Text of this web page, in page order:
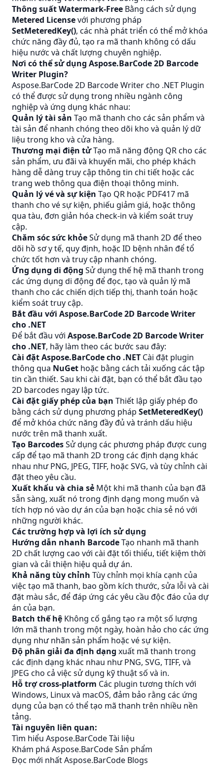
Thông suất Watermark-Free Bằng cách sử dụng
Metered Licensevới phương pháp
SetMeteredKey(), các nhà phát triển có thể mở khóa
chức năng đầy đủ, tạo ra mã thanh không có dấu
hiệu nước và chất lượng chuyên nghiệp.
Nơi có thể sử dụng Aspose.BarCode 2D Barcode
Writer Plugin?
Aspose.BarCode 2D Barcode Writer cho .NET Plugin
có thể được sử dụng trong nhiều ngành công
nghiệp và ứng dụng khác nhau:
Quản lý tài sản Tạo mã thanh cho các sản phẩm và
tài sản để nhanh chóng theo dõi kho và quản lý dữ
liệu trong kho và cửa hàng.
Thương mại điện tửTạo mã năng động QR cho các
sản phẩm, ưu đãi và khuyến mãi, cho phép khách
hàng dễ dàng truy cập thông tin chi tiết hoặc các
trang web thông qua điện thoại thông minh.
Quản lý vé và sự kiện Tạo QR hoặc PDF417 mã
thanh cho vé sự kiện, phiếu giảm giá, hoặc thông
qua tàu, đơn giản hóa check-in và kiểm soát truy
cập.
Chăm sóc sức khỏeSử dụng mã thanh 2D để theo
dõi hồ sơ y tế, quy định, hoặc ID bệnh nhân để tổ
chức tốt hơn và truy cập nhanh chóng.
Ứng dụng di động Sử dụng thế hệ mã thanh trong
các ứng dụng di động để đọc, tạo và quản lý mã
thanh cho các chiến dịch tiếp thị, thanh toán hoặc
kiểm soát truy cập.
Bắt đầu với Aspose.BarCode 2D Barcode Writer
cho .NET
Để bắt đầu với Aspose.BarCode 2D Barcode Writer
cho .NET, hãy làm theo các bước sau đây:
Cài đặt Aspose.BarCode cho .NET Cài đặt plugin
thông qua NuGet hoặc bằng cách tải xuống các tập
tin cần thiết. Sau khi cài đặt, bạn có thể bắt đầu tạo
2D barcodes ngay lập tức.
Cài đặt giấy phép của bạn Thiết lập giấy phép đo
bằng cách sử dụng phương pháp SetMeteredKey()
để mở khóa chức năng đầy đủ và tránh dấu hiệu
nước trên mã thanh xuất.
Tạo BarcodesSử dụng các phương pháp được cung
cấp để tạo mã thanh 2D trong các định dạng khác
nhau như PNG, JPEG, TIFF, hoặc SVG, và tùy chỉnh cài
đặt theo yêu cầu.
Xuất khẩu và chia sẻ Một khi mã thanh của bạn đã
sẵn sàng, xuất nó trong định dạng mong muốn và
tích hợp nó vào dự án của bạn hoặc chia sẻ nó với
những người khác.
Các trường hợp và lợi ích sử dụng
Hướng dẫn nhanh BarcodeTạo nhanh mã thanh
2D chất lượng cao với cài đặt tối thiểu, tiết kiệm thời
gian và cải thiện hiệu quả dự án.
Khả năng tùy chỉnh Tùy chỉnh mọi khía cạnh của
việc tạo mã thanh, bao gồm kích thước, sửa lỗi và cài
đặt màu sắc, để đáp ứng các yêu cầu độc đáo của dự
án của bạn.
Batch thế hệ Không cố gắng tạo ra một số lượng
lớn mã thanh trong một ngày, hoàn hảo cho các ứng
dụng như nhãn sản phẩm hoặc vé sự kiện.
Độ phân giải đa định dạng xuất mã thanh trong
các định dạng khác nhau như PNG, SVG, TIFF, và
JPEG cho cả việc sử dụng kỹ thuật số và in.
Hỗ trợ cross-platform Các plugin tương thích với
Windows, Linux và macOS, đảm bảo rằng các ứng
dụng của bạn có thể tạo mã thanh trên nhiều nền
tảng.
Tài nguyên liên quan:
Tìm hiểu Aspose.BarCode Tài liệu
Khám phá Aspose.BarCode Sản phẩm
Đọc mới nhất Aspose.BarCode Blogs